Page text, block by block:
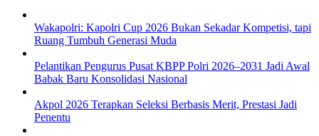
Wakapolri: Kapolri Cup 2026 Bukan Sekadar Kompetisi, tapi
Ruang Tumbuh Generasi Muda
Pelantikan Pengurus Pusat KBPP Polri 2026–2031 Jadi Awal
Babak Baru Konsolidasi Nasional
Akpol 2026 Terapkan Seleksi Berbasis Merit, Prestasi Jadi
Penentu